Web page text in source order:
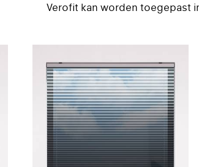
Verofit kan worden toegepast